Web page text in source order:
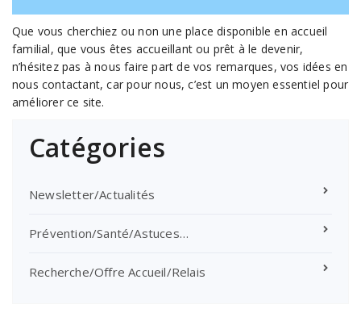
Que vous cherchiez ou non une place disponible en accueil
familial, que vous êtes accueillant ou prêt à le devenir,
n’hésitez pas à nous faire part de vos remarques, vos idées en
nous contactant, car pour nous, c’est un moyen essentiel pour
améliorer ce site.
Catégories
Newsletter/Actualités
Prévention/Santé/Astuces…
Recherche/Offre Accueil/Relais